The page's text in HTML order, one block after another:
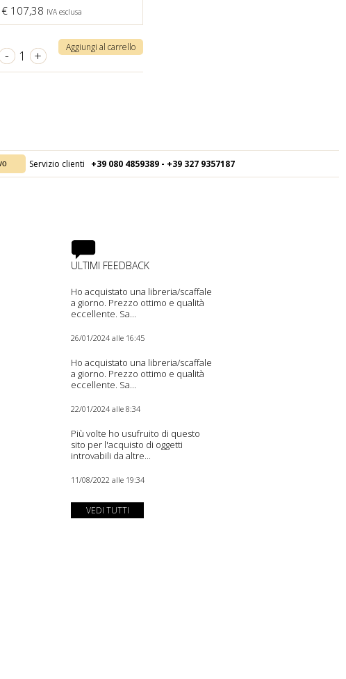
€ 107,38 IVA esclusa
Aggiungi al carrello
- 1 +
Servizio clienti +39 080 4859389 - +39 327 9357187
ULTIMI FEEDBACK
Ho acquistato una libreria/scaffale
a giorno. Prezzo ottimo e qualità
eccellente. Sa...
26/01/2024 alle 16:45
Ho acquistato una libreria/scaffale
a giorno. Prezzo ottimo e qualità
eccellente. Sa...
22/01/2024 alle 8:34
Più volte ho usufruito di questo
sito per l'acquisto di oggetti
introvabili da altre...
11/08/2022 alle 19:34
VEDI TUTTI